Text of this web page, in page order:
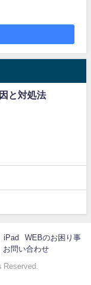
と対処法
iPad
WEBのお困り事
お問い合わせ